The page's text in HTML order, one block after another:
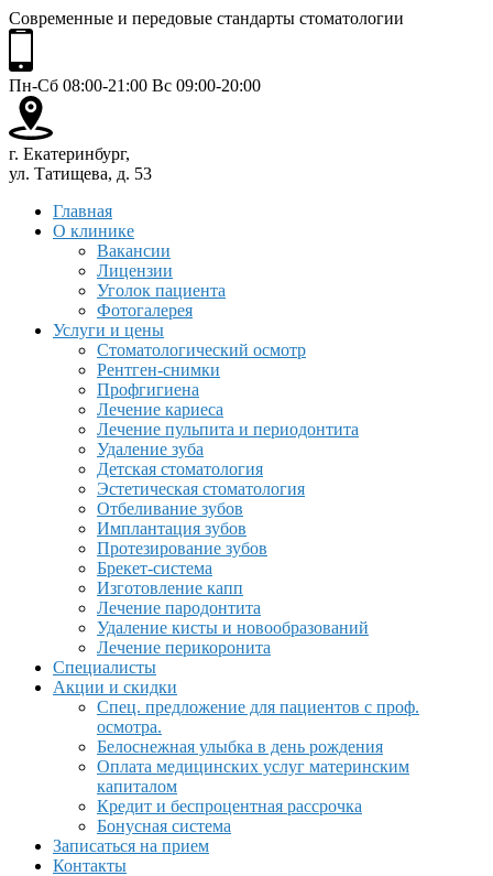
Современные и передовые стандарты стоматологии
Пн-Сб 08:00-21:00 Вс 09:00-20:00
г. Екатеринбург,
ул. Татищева, д. 53
Главная
О клинике
Вакансии
Лицензии
Уголок пациента
Фотогалерея
Услуги и цены
Стоматологический осмотр
Рентген-снимки
Профгигиена
Лечение кариеса
Лечение пульпита и периодонтита
Удаление зуба
Детская стоматология
Эстетическая стоматология
Отбеливание зубов
Имплантация зубов
Протезирование зубов
Брекет-система
Изготовление капп
Лечение пародонтита
Удаление кисты и новообразований
Лечение перикоронита
Специалисты
Акции и скидки
Спец. предложение для пациентов с проф.
осмотра.
Белоснежная улыбка в день рождения
Оплата медицинских услуг материнским
капиталом
Кредит и беспроцентная рассрочка
Бонусная система
Записаться на прием
Контакты